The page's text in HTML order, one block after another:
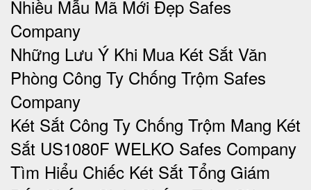
Nhiều Mẫu Mã Mới Đẹp Safes
Company
Những Lưu Ý Khi Mua Két Sắt Văn
Phòng Công Ty Chống Trộm Safes
Company
Két Sắt Công Ty Chống Trộm Mang Két
Sắt US1080F WELKO Safes Company
Tìm Hiểu Chiếc Két Sắt Tổng Giám